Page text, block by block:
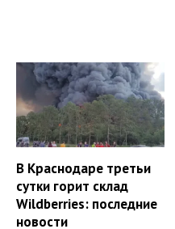
В Краснодаре третьи
сутки горит склад
Wildberries: последние
новости